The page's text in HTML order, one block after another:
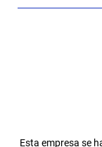
Esta empresa se